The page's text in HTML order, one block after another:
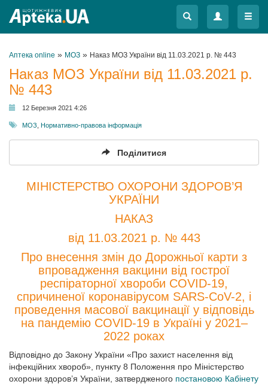
Меню
Меню
Аптека online » МОЗ » Наказ МОЗ України від 11.03.2021 р. № 443
Наказ МОЗ України від 11.03.2021 р.
№ 443
12 Березня 2021 4:26
МОЗ Нормативно-правова інформація
Поділитися
МІНІСТЕРСТВО ОХОРОНИ ЗДОРОВ’Я
УКРАЇНИ
НАКАЗ
від 11.03.2021 р. № 443
Про внесення змін до Дорожньої карти з
впровадження вакцини від гострої
респіраторної хвороби COVID-19,
спричиненої коронавірусом SARS-CoV-2, і
проведення масової вакцинації у відповідь
на пандемію COVID-19 в Україні у 2021–
2022 роках
Відповідно до Закону України «Про захист населення від
інфекційних хвороб», пункту 8 Положення про Міністерство
охорони здоров’я України, затвердженого постановою Кабінету